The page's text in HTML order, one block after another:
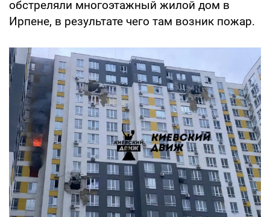
обстреляли многоэтажный жилой дом в
Ирпене, в результате чего там возник пожар.